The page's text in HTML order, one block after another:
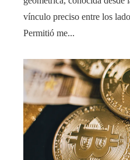
vínculo preciso entre los
Permitió me...